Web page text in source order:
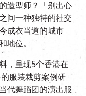
造型师？「别出心
间一种独特的社交
成衣当道的城市
地位。
，呈现5个香港在
服装裁剪案例研
代舞蹈团的演出服